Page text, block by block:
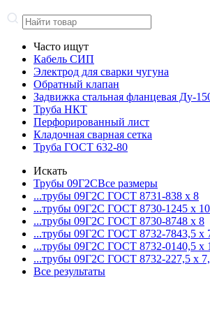
Часто ищут
Кабель СИП
Электрод для сварки чугуна
Обратный клапан
Задвижка стальная фланцевая Ду-
Труба НКТ
Перфорированный лист
Кладочная сварная сетка
Труба ГОСТ 632-80
Искать
Трубы 09Г2СВсе размеры
...трубы 09Г2С ГОСТ 8731-838 x 8
...трубы 09Г2С ГОСТ 8730-1245 x 10
...трубы 09Г2С ГОСТ 8730-8748 x 8
...трубы 09Г2С ГОСТ 8732-7843,5 x
...трубы 09Г2С ГОСТ 8732-0140,5 x
...трубы 09Г2С ГОСТ 8732-227,5 x
Все результаты